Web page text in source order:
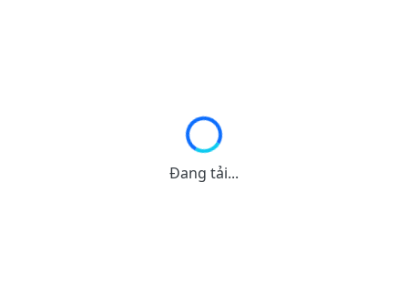
Đang tải...